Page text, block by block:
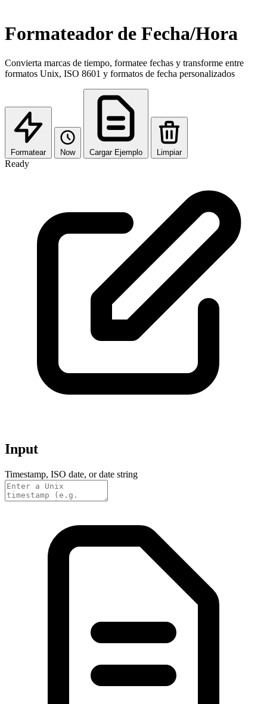
Formateador de Fecha/Hora
Convierta marcas de tiempo, formatee fechas y transforme entre
formatos Unix, ISO 8601 y formatos de fecha personalizados
Formatear Now Cargar Ejemplo Limpiar
Ready
Input
Timestamp, ISO date, or date string